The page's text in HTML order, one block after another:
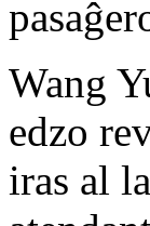
Wang
edzo
iras al